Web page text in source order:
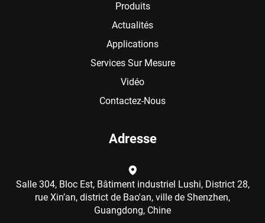
Produits
Actualités
Applications
Services Sur Mesure
Vidéo
Contactez-Nous
Adresse
Salle 304, Bloc Est, Bâtiment industriel Lushi, District 28,
rue Xin’an, district de Bao'an, ville de Shenzhen,
Guangdong, Chine